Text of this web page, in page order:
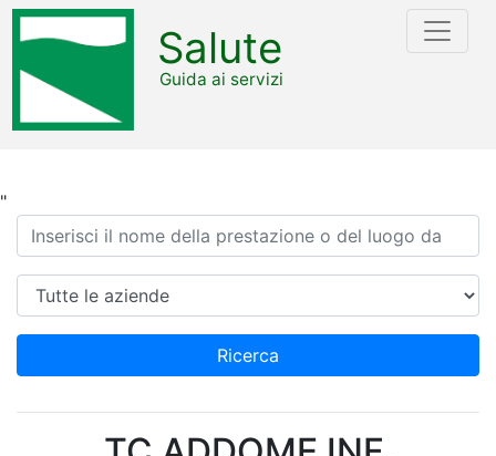
"
Salute
Guida ai servizi
Ricerca
Azienda
Ricerca